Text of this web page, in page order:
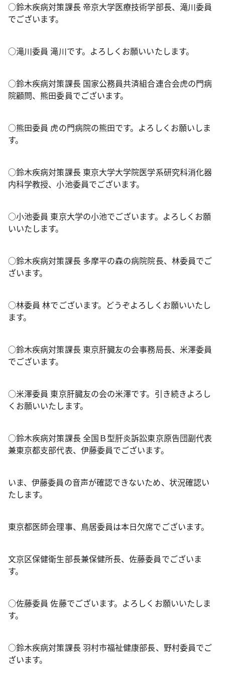
○鈴木疾病対策課長 帝京大学医療技術学部長、滝川委員
でございます。
○滝川委員 滝川です。よろしくお願いいたします。
○鈴木疾病対策課長 国家公務員共済組合連合会虎の門病
院顧問、熊田委員でございます。
○熊田委員 虎の門病院の熊田です。よろしくお願いしま
す。
○鈴木疾病対策課長 東京大学大学院医学系研究科消化器
内科学教授、小池委員でございます。
○小池委員 東京大学の小池でございます。よろしくお願
いいたします。
○鈴木疾病対策課長 多摩平の森の病院院長、林委員でご
ざいます。
○林委員 林でございます。どうぞよろしくお願いいたし
ます。
○鈴木疾病対策課長 東京肝臓友の会事務局長、米澤委員
でございます。
○米澤委員 東京肝臓友の会の米澤です。引き続きよろし
くお願いいたします。
○鈴木疾病対策課長 全国Ｂ型肝炎訴訟東京原告団副代表
兼東京都支部代表、伊藤委員でございます。
いま、伊藤委員の音声が確認できないため、状況確認い
たします。
東京都医師会理事、鳥居委員は本日欠席でございます。
文京区保健衛生部長兼保健所長、佐藤委員でございま
す。
○佐藤委員 佐藤でございます。よろしくお願いいたしま
す。
○鈴木疾病対策課長 羽村市福祉健康部長、野村委員でご
ざいます。